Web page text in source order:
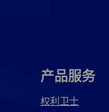
邯郸电子取证
监察电子取证
产品服务
权利卫士